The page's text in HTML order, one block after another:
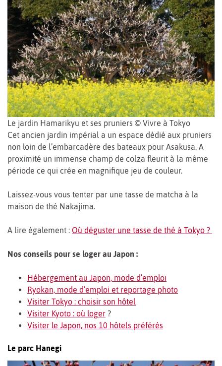
Le jardin Hamarikyu et ses pruniers © Vivre à Tokyo
Cet ancien jardin impérial a un espace dédié aux pruniers
non loin de l’embarcadère des bateaux pour Asakusa. A
proximité un immense champ de colza fleurit à la même
période ce qui crée en magnifique jeu de couleur.
Laissez-vous vous tenter par une tasse de matcha à la
maison de thé Nakajima.
A lire également : Où déguster une tasse de thé à Tokyo ?
Nos conseils pour se loger au Japon :
Hébergement au Japon, mode d’emploi
Ryokan, mode d’emploi et reportage photo
Visiter Tokyo : choisir son hôtel
Visiter Kyoto : où loger ?
Visiter le Japon, nos 10 hôtels préférés
Le parc Hanegi